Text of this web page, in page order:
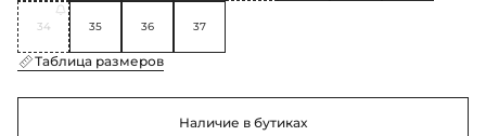
34 35 36 37
Таблица размеров
Наличие в бутиках